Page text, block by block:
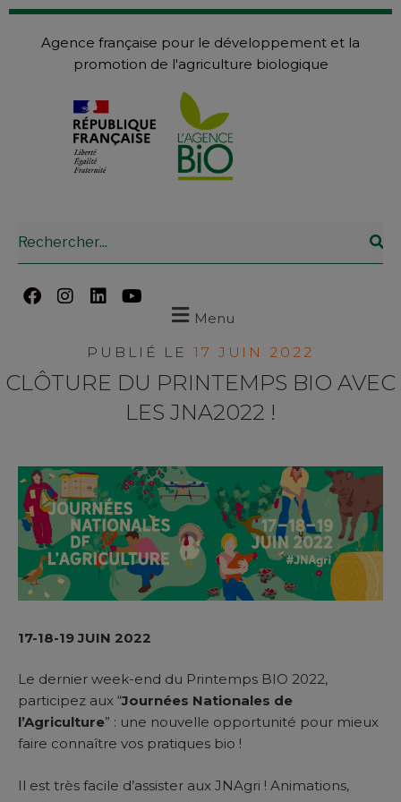
Agence française pour le développement et la
promotion de l'agriculture biologique
Menu
PUBLIÉ LE17 JUIN 2022
CLÔTURE DU PRINTEMPS BIO AVEC
LES JNA2022 !
17-18-19 JUIN 2022
Le dernier week-end du Printemps BIO 2022,
participez aux “Journées Nationales de
l’Agriculture” : une nouvelle opportunité pour mieux
faire connaître vos pratiques bio !
Il est très facile d’assister aux JNAgri ! Animations,